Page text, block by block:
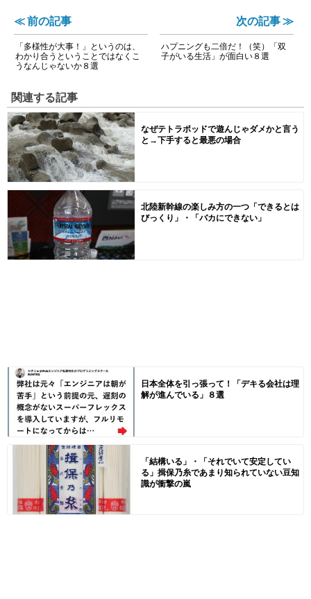
≪ 前の記事
「多様性が大事！」というのは、
わかり合うということではなくこ
うなんじゃないか８選
次の記事 ≫
ハプニングも二倍だ！（笑）「双
子がいる生活」が面白い８選
関連する記事
なぜテトラポッドで遊んじゃダメかと言う
と→下手すると最悪の場合
北陸新幹線の楽しみ方の一つ「できるとは
びっくり」・「バカにできない」
日本全体を引っ張って！「デキる会社は理
解が進んでいる」８選
「結構いる」・「それでいて安定してい
る」揖保乃糸であまり知られていない豆知
識が衝撃の嵐